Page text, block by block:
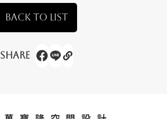
BACK TO LIST
Share